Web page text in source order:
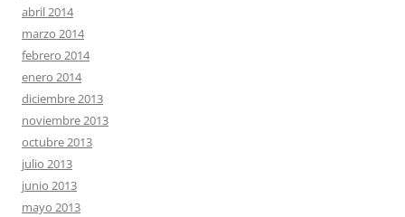
abril 2014
marzo 2014
febrero 2014
enero 2014
diciembre 2013
noviembre 2013
octubre 2013
julio 2013
junio 2013
mayo 2013